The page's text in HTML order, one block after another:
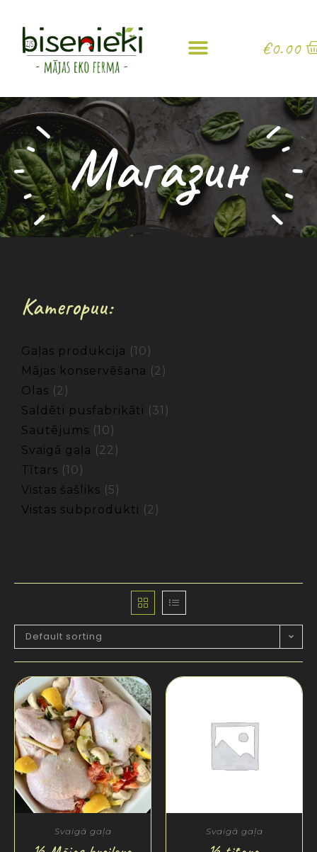
€0.00
Магазин
Категории:
Gaļas produkcija
10
Mājas konservēšana
2
Olas
2
Saldēti pusfabrikāti
31
Sautējums
10
Svaigā gaļa
22
Tītars
10
Vistas šašliks
5
Vistas subprodukti
2
Default sorting
Svaigā gaļa Svaigā gaļa